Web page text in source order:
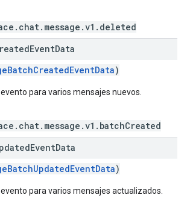
EventData
)
para varios mensajes nuevos.
EventData
)
para varios mensajes actualizados.